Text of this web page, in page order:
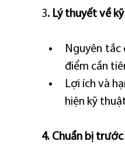
3. Lý thuyết về
Nguyên tắc
điểm cần
Lợi ích và
hiện kỹ
4. Chuẩn bị